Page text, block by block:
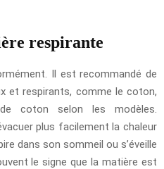
respirante
Il est recommandé de
et respirants, comme le coton,
coton selon les modèles.
plus facilement la chaleur
dans son sommeil ou s’éveille
le signe que la matière est